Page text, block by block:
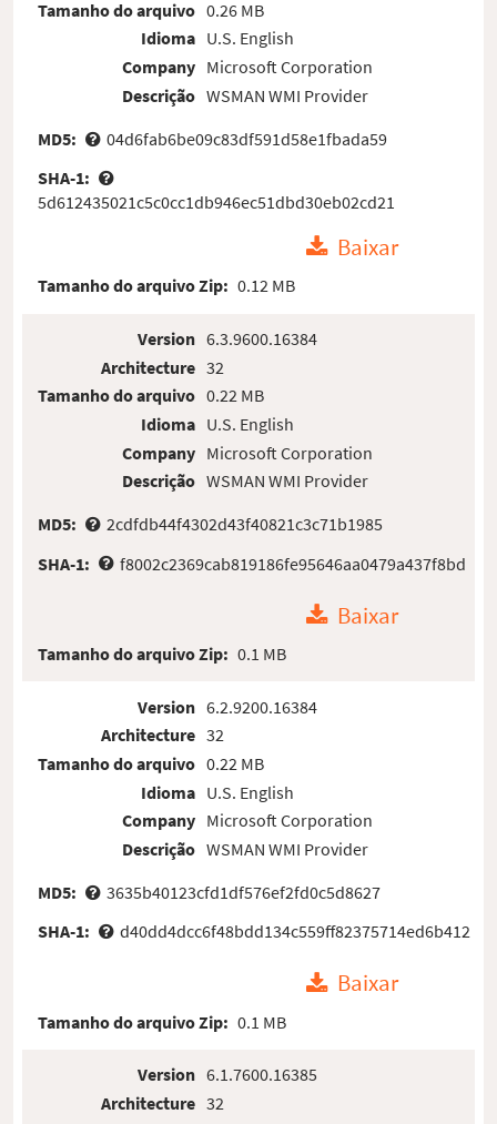
Tamanho do arquivo
Idioma
Company
Descrição
0.26 MB
U.S. English
Microsoft Corporation
WSMAN WMI Provider
MD5:
04d6fab6be09c83df591d58e1fbada59
SHA-1:
5d612435021c5c0cc1db946ec51dbd30eb02cd21
Baixar
Tamanho do arquivo Zip: 0.12 MB
Version
Architecture
Tamanho do arquivo
Idioma
Company
Descrição
6.3.9600.16384
32
0.22 MB
U.S. English
Microsoft Corporation
WSMAN WMI Provider
MD5:
2cdfdb44f4302d43f40821c3c71b1985
SHA-1:
f8002c2369cab819186fe95646aa0479a437f8bd
Baixar
Tamanho do arquivo Zip: 0.1 MB
Version
Architecture
Tamanho do arquivo
Idioma
Company
Descrição
6.2.9200.16384
32
0.22 MB
U.S. English
Microsoft Corporation
WSMAN WMI Provider
MD5:
3635b40123cfd1df576ef2fd0c5d8627
SHA-1:
d40dd4dcc6f48bdd134c559ff82375714ed6b412
Baixar
Tamanho do arquivo Zip: 0.1 MB
Version
Architecture
6.1.7600.16385
32